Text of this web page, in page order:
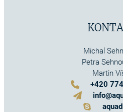
Michal
Petra
Martin
+420